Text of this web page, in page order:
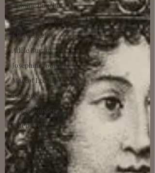
Antoine Bouchet
Arno Le Monnyer
Eléa Dargelos
Adèle Bugaut
Joséphine Journel
Margot Lecocq
Podcasts
Julien Bousser
Solène Feix